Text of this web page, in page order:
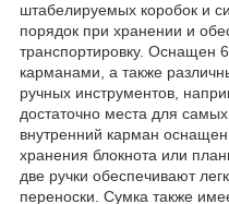
штабелируемых коробок и
порядок при хранении и
транспортировку. Оснащен
карманами, а также
ручных инструментов,
достаточно места для
внутренний карман
хранения блокнота или
две ручки обеспечивают
переноски. Сумка также